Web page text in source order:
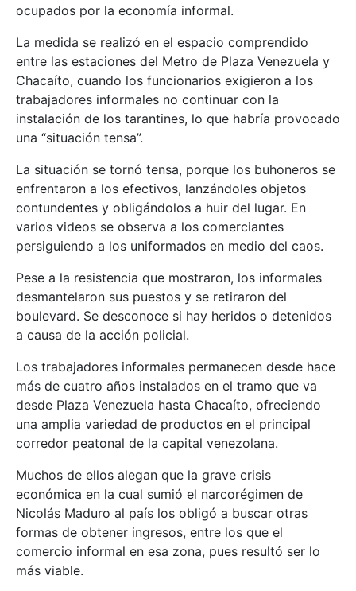
ocupados por la economía informal.
La medida se realizó en el espacio comprendido
entre las estaciones del Metro de Plaza Venezuela y
Chacaíto, cuando los funcionarios exigieron a los
trabajadores informales no continuar con la
instalación de los tarantines, lo que habría provocado
una “situación tensa”.
La situación se tornó tensa, porque los buhoneros se
enfrentaron a los efectivos, lanzándoles objetos
contundentes y obligándolos a huir del lugar. En
varios videos se observa a los comerciantes
persiguiendo a los uniformados en medio del caos.
Pese a la resistencia que mostraron, los informales
desmantelaron sus puestos y se retiraron del
boulevard. Se desconoce si hay heridos o detenidos
a causa de la acción policial.
Los trabajadores informales permanecen desde hace
más de cuatro años instalados en el tramo que va
desde Plaza Venezuela hasta Chacaíto, ofreciendo
una amplia variedad de productos en el principal
corredor peatonal de la capital venezolana.
Muchos de ellos alegan que la grave crisis
económica en la cual sumió el narcorégimen de
Nicolás Maduro al país los obligó a buscar otras
formas de obtener ingresos, entre los que el
comercio informal en esa zona, pues resultó ser lo
más viable.